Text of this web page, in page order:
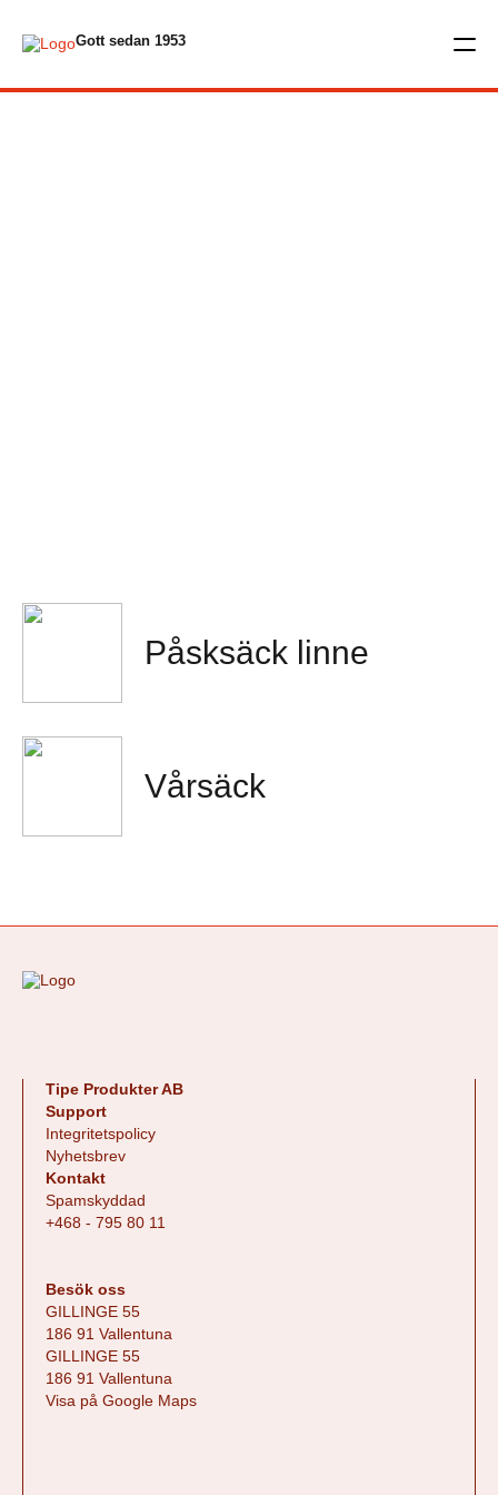
Gott sedan 1953
Påsksäck linne
Vårsäck
Tipe Produkter AB
Support
Integritetspolicy
Nyhetsbrev
Kontakt
Spamskyddad
+468 - 795 80 11
Besök oss
GILLINGE 55
186 91 Vallentuna
GILLINGE 55
186 91 Vallentuna
Visa på Google Maps